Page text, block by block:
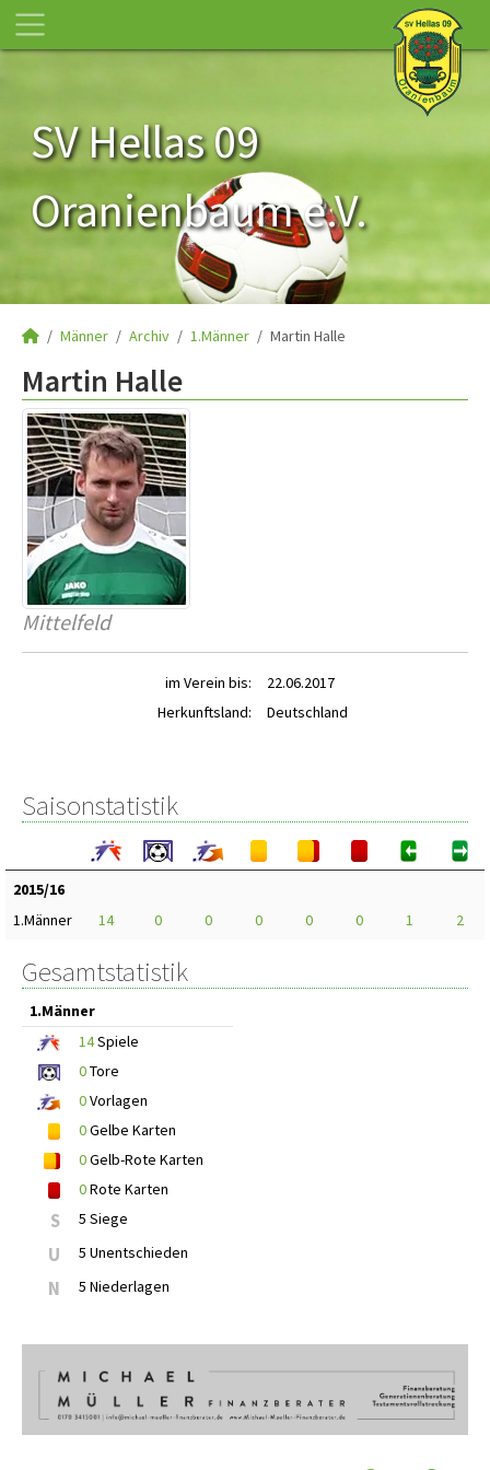
SV Hellas 09
Oranienbaum e.V.
Männer Archiv 1.Männer Martin Halle
Martin Halle
Mittelfeld
im Verein bis:
22.06.2017
Herkunftsland:
Deutschland
Saisonstatistik
2015/16
1.Männer
14 0 0 0 0 0 1 2
Gesamtstatistik
1.Männer
14Spiele
0Tore
0Vorlagen
0Gelbe Karten
0Gelb-Rote Karten
0Rote Karten
S 5 Siege
U 5 Unentschieden
N 5 Niederlagen